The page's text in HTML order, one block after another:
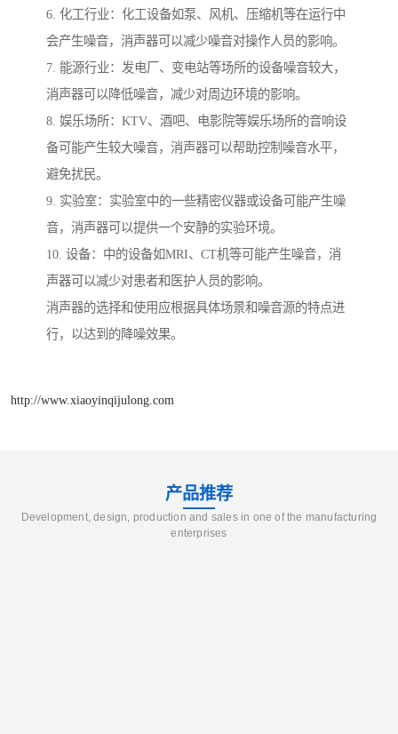
6. 化工行业：化工设备如泵、风机、压缩机等在运行中
会产生噪音，消声器可以减少噪音对操作人员的影响。
7. 能源行业：发电厂、变电站等场所的设备噪音较大，
消声器可以降低噪音，减少对周边环境的影响。
8. 娱乐场所：KTV、酒吧、电影院等娱乐场所的音响设
备可能产生较大噪音，消声器可以帮助控制噪音水平，
避免扰民。
9. 实验室：实验室中的一些精密仪器或设备可能产生噪
音，消声器可以提供一个安静的实验环境。
10. 设备：中的设备如MRI、CT机等可能产生噪音，消
声器可以减少对患者和医护人员的影响。
消声器的选择和使用应根据具体场景和噪音源的特点进
行，以达到的降噪效果。
http://www.xiaoyinqijulong.com
产品推荐
Development, design, production and sales in one of the manufacturing
enterprises